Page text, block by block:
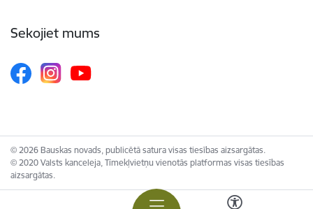
Sekojiet mums
© 2026 Bauskas novads, publicētā satura visas tiesības aizsargātas.
© 2020 Valsts kanceleja, Tīmekļvietņu vienotās platformas visas tiesības
aizsargātas.